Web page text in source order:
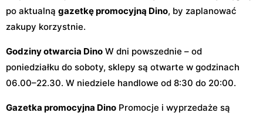
po aktualną gazetkę promocyjną Dino, by zaplanować
zakupy korzystnie.
Godziny otwarcia Dino W dni powszednie – od
poniedziałku do soboty, sklepy są otwarte w godzinach
06.00–22.30. W niedziele handlowe od 8:30 do 20:00.
Gazetka promocyjna Dino Promocje i wyprzedaże są